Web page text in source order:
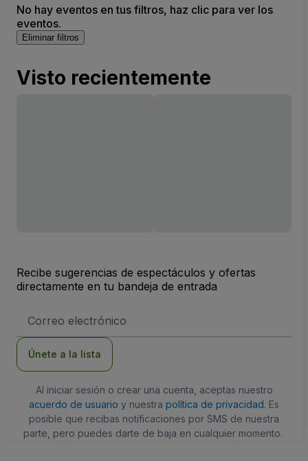
No hay eventos en tus filtros, haz clic para ver los
eventos.
Eliminar filtros
Visto recientemente
Recibe sugerencias de espectáculos y ofertas
directamente en tu bandeja de entrada
de
Únete a la lista
Al iniciar sesión o crear una cuenta, aceptas nuestro
acuerdo de usuario y nuestra política de privacidad. Es
posible que recibas notificaciones por SMS de nuestra
parte, pero puedes darte de baja en cualquier momento.